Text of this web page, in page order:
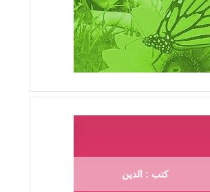
كتب : الدين